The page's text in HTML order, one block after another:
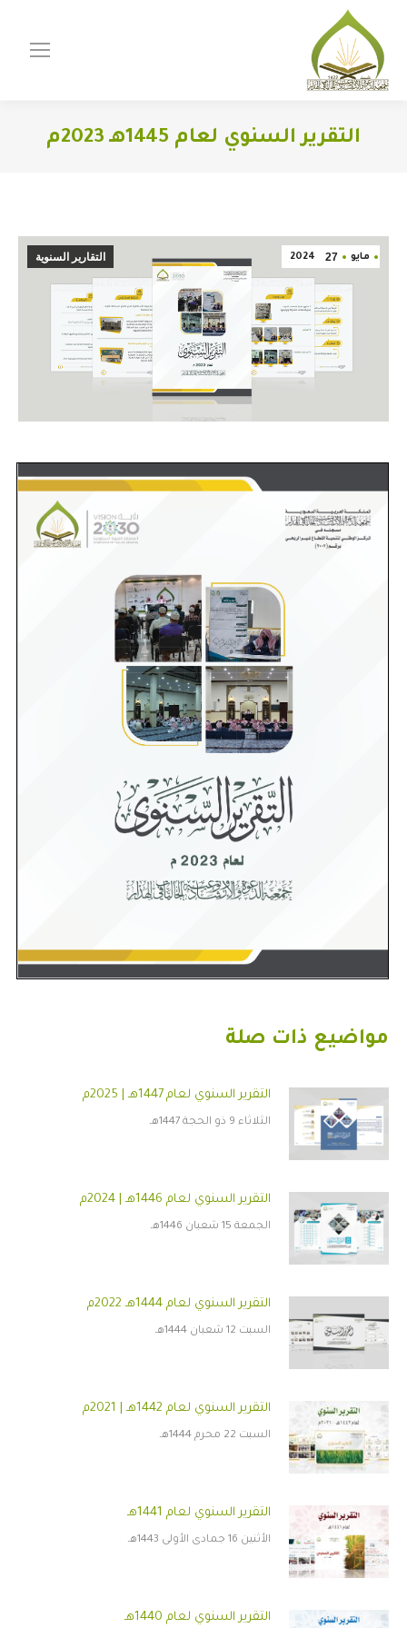
التقرير السنوي لعام 1445هـ 2023م
مايو 27
2024 التقارير السنوية
مواضيع ذات صلة
التقرير السنوي لعام 1447هـ | 2025م
الثلاثاء 9 ذو الحجة 1447هـ
التقرير السنوي لعام 1446هـ | 2024م
الجمعة 15 شعبان 1446هـ
التقرير السنوي لعام 1444هـ 2022م
السبت 12 شعبان 1444هـ
التقرير السنوي لعام 1442هـ | 2021م
السبت 22 محرم 1444هـ
التقرير السنوي لعام 1441هـ
الأثنين 16 جمادى الأولى 1443هـ
التقرير السنوي لعام 1440هـ